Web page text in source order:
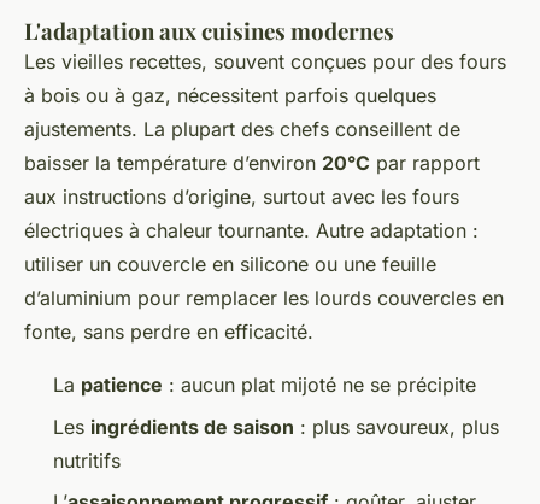
L'adaptation aux cuisines modernes
Les vieilles recettes, souvent conçues pour des fours
à bois ou à gaz, nécessitent parfois quelques
ajustements. La plupart des chefs conseillent de
baisser la température d’environ 20°C par rapport
aux instructions d’origine, surtout avec les fours
électriques à chaleur tournante. Autre adaptation :
utiliser un couvercle en silicone ou une feuille
d’aluminium pour remplacer les lourds couvercles en
fonte, sans perdre en efficacité.
La patience : aucun plat mijoté ne se précipite
Les ingrédients de saison : plus savoureux, plus
nutritifs